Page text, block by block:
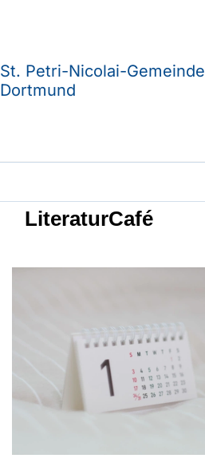
St. Petri-Nicolai-Gemeinde
Dortmund
LiteraturCafé